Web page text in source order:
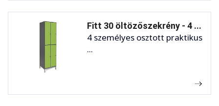
Fitt 30 öltözőszekrény - 4 ...
4 személyes osztott praktikus
...